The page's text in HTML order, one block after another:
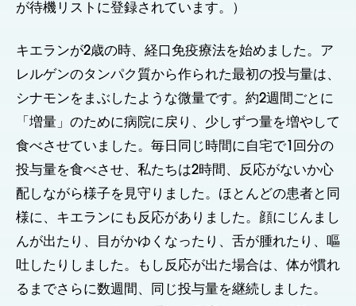
が待機リストに登録されています。）
キエランが2歳の時、経口免疫療法を始めました。ア
レルゲンのタンパク質から作られた最初の投与量は、
シナモンをまぶしたような微量です。約2週間ごとに
「増量」のために病院に戻り、少しずつ量を増やして
食べさせていました。毎日同じ時間に自宅で1回分の
投与量を食べさせ、私たちは2時間、反応がないか心
配しながら様子を見守りました。ほとんどの患者と同
様に、キエランにも反応がありました。顔にじんまし
んが出たり、目がかゆくなったり、舌が腫れたり、嘔
吐したりしました。もし反応が出た場合は、体が慣れ
るまでさらに数週間、同じ投与量を継続しました。